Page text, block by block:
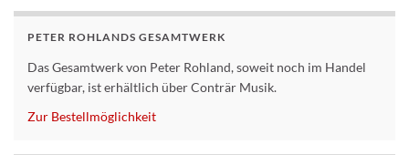
PETER ROHLANDS GESAMTWERK
Das Gesamtwerk von Peter Rohland, soweit noch im Handel
verfügbar, ist erhältlich über Conträr Musik.
Zur Bestellmöglichkeit